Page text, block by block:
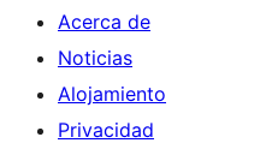
Acerca de
Noticias
Alojamiento
Privacidad